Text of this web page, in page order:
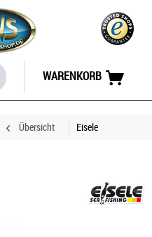
WARENKORB
Übersicht Eisele